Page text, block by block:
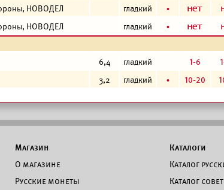
НОВОДЕЛ гладкий б а
НОВОДЕЛ гладкий б а
6,4 гладкий 1-6
3,2 гладкий б 10-20
Магазин
О магазине
Русские монеты
Каталоги
Каталог
Каталог